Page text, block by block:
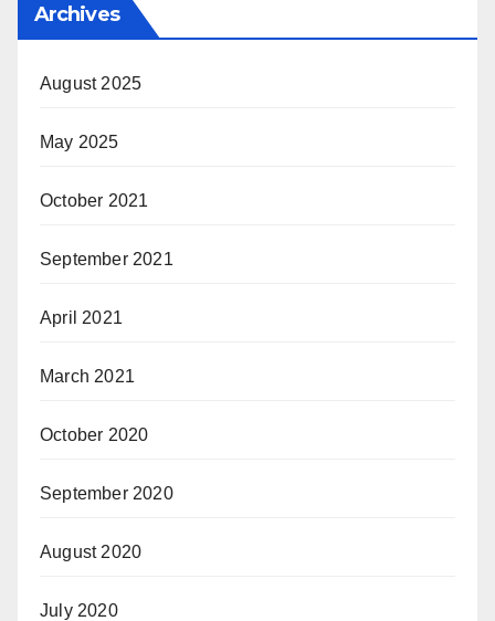
Archives
August 2025
May 2025
October 2021
September 2021
April 2021
March 2021
October 2020
September 2020
August 2020
July 2020